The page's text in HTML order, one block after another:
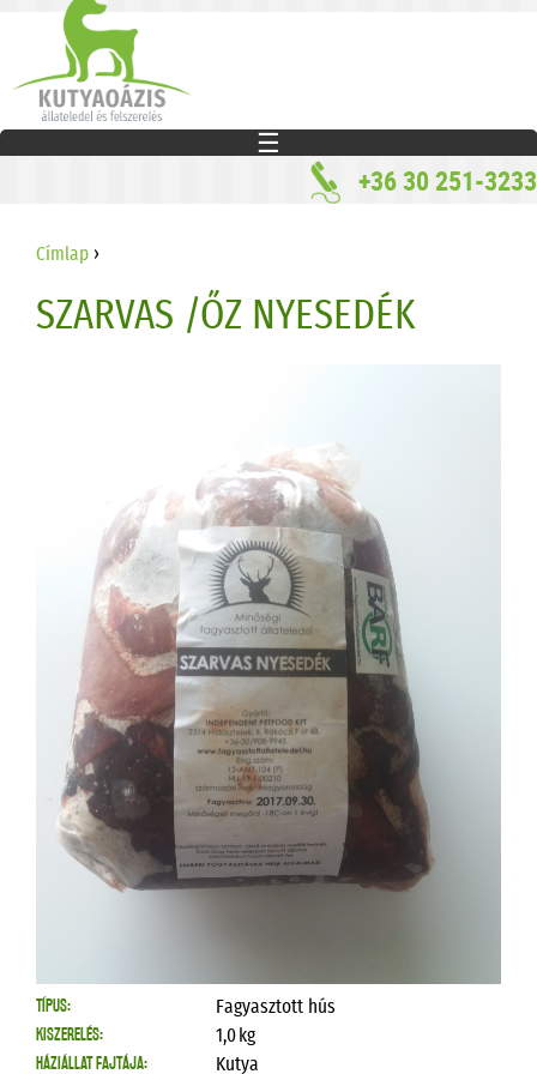
☰
+36 30 251-3233
JELENLEGI HELY
Címlap ›
SZARVAS /ŐZ NYESEDÉK
TÍPUS: Fagyasztott hús
KISZERELÉS: 1,0 kg
HÁZIÁLLAT FAJTÁJA: Kutya